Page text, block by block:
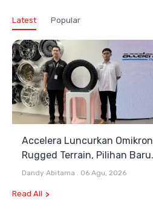
Latest Popular
Accelera Luncurkan Omikron
Rugged Terrain, Pilihan Baru
Antara All Terrain dan Mud
Dandy Abitama 06 Agu, 2026
Read All